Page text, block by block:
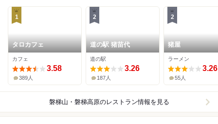
1
タロカフェ
カフェ
3.58
389人
2
道の駅 猪苗代
道の駅
3.26
187人
2
猪屋
ラーメン
3.26
55人
磐梯山・磐梯高原のレストラン情報を見る